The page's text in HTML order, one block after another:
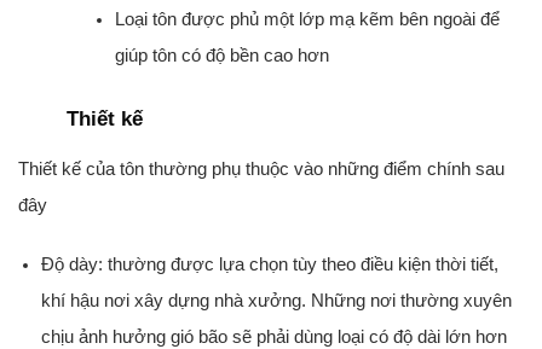
Loại tôn được phủ một lớp mạ kẽm bên ngoài để
giúp tôn có độ bền cao hơn
Thiết kế
Thiết kế của tôn thường phụ thuộc vào những điểm chính sau
đây
Độ dày: thường được lựa chọn tùy theo điều kiện thời tiết,
khí hậu nơi xây dựng nhà xưởng. Những nơi thường xuyên
chịu ảnh hưởng gió bão sẽ phải dùng loại có độ dài lớn hơn